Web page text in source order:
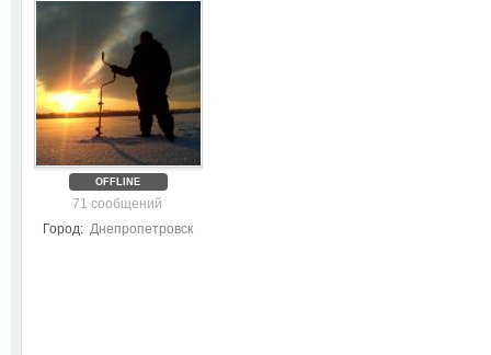
OFFLINE
71 сообщений
Город: Днепропетровск